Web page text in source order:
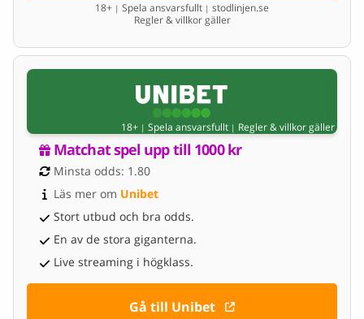
18+ | Spela ansvarsfullt | stodlinjen.se
Regler & villkor gäller
18+ | Spela ansvarsfullt | Regler & villkor gäller
Matchat spel upp till 1000 kr
Minsta odds: 1.80
Läs mer om Unibet
Stort utbud och bra odds.
En av de stora giganterna.
Live streaming i högklass.
Gå till Unibet